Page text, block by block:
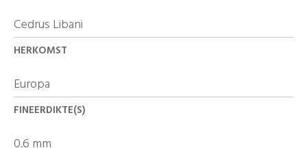
Cedrus Libani
HERKOMST
Europa
FINEERDIKTE(S)
0.6 mm